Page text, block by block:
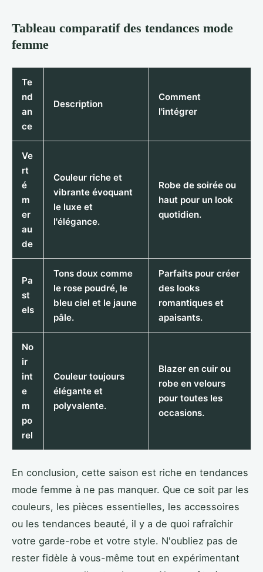
Tableau comparatif des tendances mode
femme
Te
nd
an
ce
Description
Comment
l'intégrer
Ve
rt
é
m
er
au
de
Couleur riche et
vibrante évoquant
le luxe et
l'élégance.
Robe de soirée ou
haut pour un look
quotidien.
Pa
st
els
Tons doux comme
le rose poudré, le
bleu ciel et le jaune
pâle.
Parfaits pour créer
des looks
romantiques et
apaisants.
No
ir
int
e
m
po
rel
Couleur toujours
élégante et
polyvalente.
Blazer en cuir ou
robe en velours
pour toutes les
occasions.
En conclusion, cette saison est riche en tendances
mode femme à ne pas manquer. Que ce soit par les
couleurs, les pièces essentielles, les accessoires
ou les tendances beauté, il y a de quoi rafraîchir
votre garde-robe et votre style. N'oubliez pas de
rester fidèle à vous-même tout en expérimentant